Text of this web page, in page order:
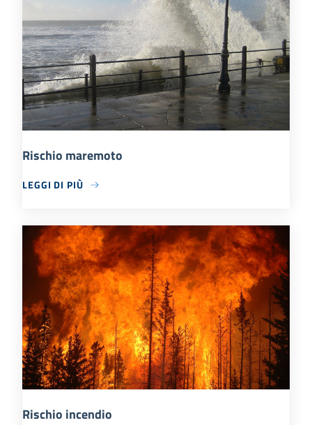
Rischio maremoto
LEGGI DI PIÙ
Rischio incendio